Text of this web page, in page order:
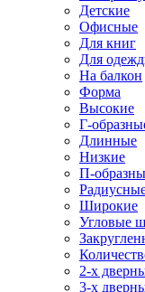
Детские
Офисные
Для книг
Для
На балкон
Форма
Высокие
Г-
Длинные
Низкие
П-
Широкие
Угловые
2-х
3-х